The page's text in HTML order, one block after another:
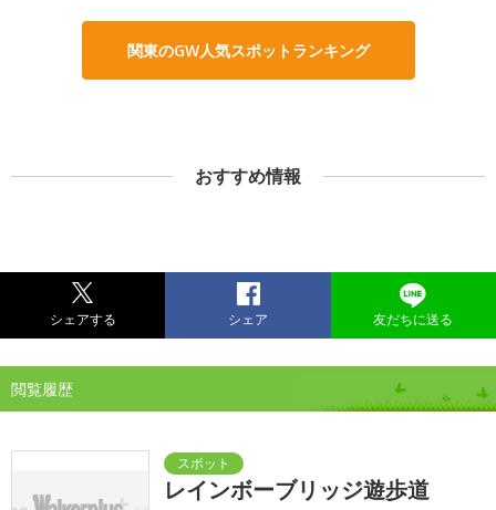
関東のGW人気スポットランキング
おすすめ情報
シェアする シェア 友だちに送る
閲覧履歴
レインボーブリッジ遊歩道